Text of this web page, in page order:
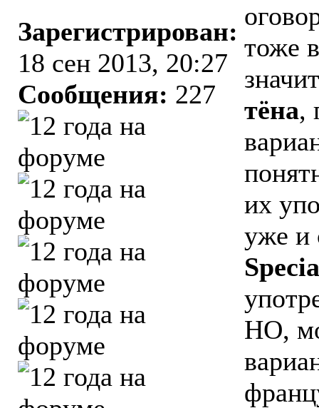
Зарегистрирован:
18 сен 2013, 20:27
Сообщения: 227
тоже
тёна,
их
уже и
НО,